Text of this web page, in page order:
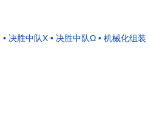
• 决胜中队X • 决胜中队Ω • 机械化组装